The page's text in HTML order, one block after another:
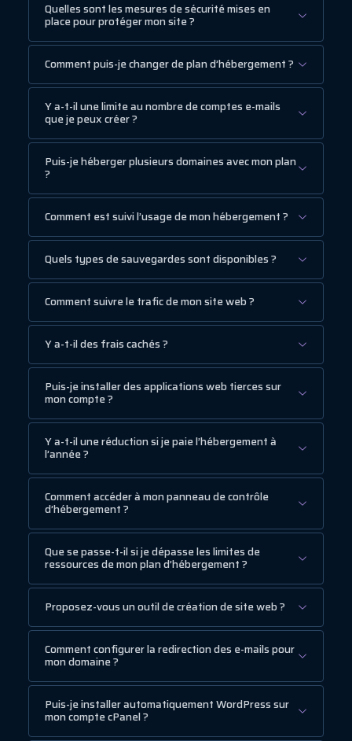
Quelles sont les mesures de sécurité mises en
place pour protéger mon site ?
Comment puis-je changer de plan d’hébergement ?
Y a-t-il une limite au nombre de comptes e-mails
que je peux créer ?
Puis-je héberger plusieurs domaines avec mon plan
?
Comment est suivi l’usage de mon hébergement ?
Quels types de sauvegardes sont disponibles ?
Comment suivre le trafic de mon site web ?
Y a-t-il des frais cachés ?
Puis-je installer des applications web tierces sur
mon compte ?
Y a-t-il une réduction si je paie l’hébergement à
l’année ?
Comment accéder à mon panneau de contrôle
d’hébergement ?
Que se passe-t-il si je dépasse les limites de
ressources de mon plan d’hébergement ?
Proposez-vous un outil de création de site web ?
Comment configurer la redirection des e-mails pour
mon domaine ?
Puis-je installer automatiquement WordPress sur
mon compte cPanel ?